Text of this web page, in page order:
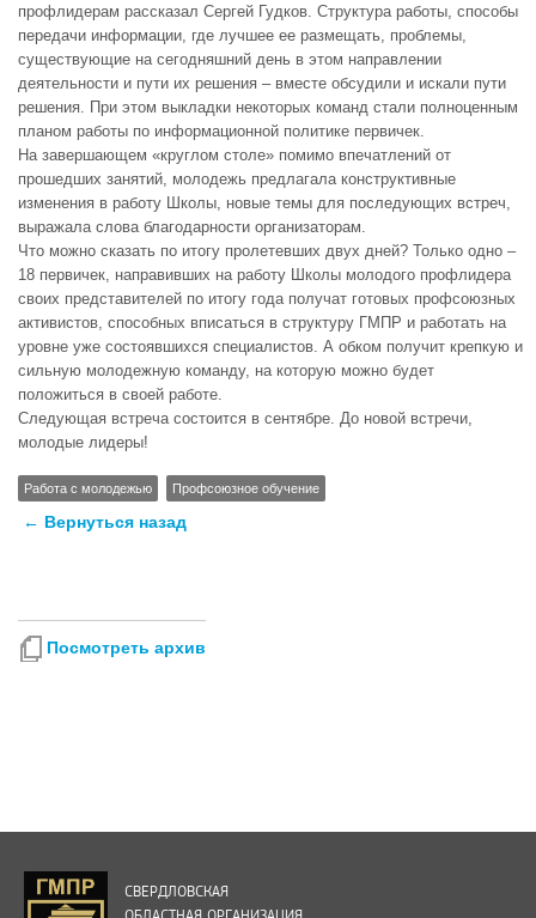
профлидерам рассказал Сергей Гудков. Структура работы, способы
передачи информации, где лучшее ее размещать, проблемы,
существующие на сегодняшний день в этом направлении
деятельности и пути их решения – вместе обсудили и искали пути
решения. При этом выкладки некоторых команд стали полноценным
планом работы по информационной политике первичек.
На завершающем «круглом столе» помимо впечатлений от
прошедших занятий, молодежь предлагала конструктивные
изменения в работу Школы, новые темы для последующих встреч,
выражала слова благодарности организаторам.
Что можно сказать по итогу пролетевших двух дней? Только одно –
18 первичек, направивших на работу Школы молодого профлидера
своих представителей по итогу года получат готовых профсоюзных
активистов, способных вписаться в структуру ГМПР и работать на
уровне уже состоявшихся специалистов. А обком получит крепкую и
сильную молодежную команду, на которую можно будет
положиться в своей работе.
Следующая встреча состоится в сентябре. До новой встречи,
молодые лидеры!
Работа с молодежью Профсоюзное обучение
← Вернуться назад
Посмотреть архив
СВЕРДЛОВСКАЯ